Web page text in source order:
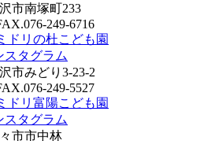
沢市南塚町233
249-6716
ドリの杜こども園
市みどり3-23-2
249-5527
ドリ富陽こども園
市市中林